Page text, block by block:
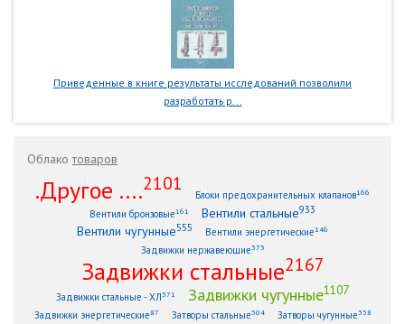
Приведенные в книге результаты исследований позволили
разработать р...
Облакотоваров
.Другое ....2101
Блоки предохранительных клапанов166
Вентили бронзовые161 Вентили стальные933
Вентили чугунные555 Вентили энергетические146
Задвижки нержавеющие373
Задвижки стальные2167
Задвижки стальные - ХЛ371 Задвижки чугунные1107
Задвижки энергетические87 Затворы стальные304 Затворы чугунные338